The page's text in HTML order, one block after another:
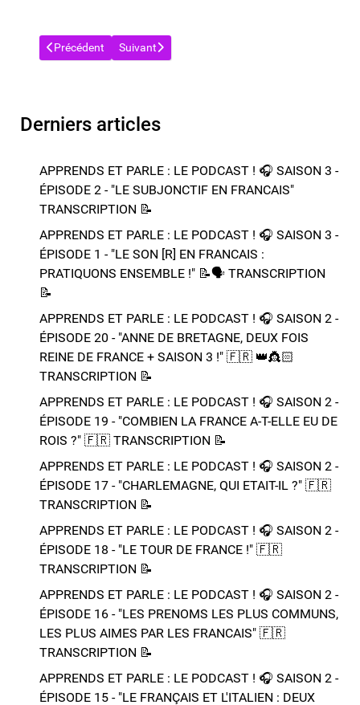
Article précédent : APPRENDS ET PARLE : LE PODCAST ! 🎧
Précédent Article suivant : APPRENDS ET PARLE : LE
Suivant
Derniers articles
APPRENDS ET PARLE : LE PODCAST ! 🎧 SAISON 3 -
ÉPISODE 2 - "LE SUBJONCTIF EN FRANCAIS" ​​​​
TRANSCRIPTION 📝​
APPRENDS ET PARLE : LE PODCAST ! 🎧 SAISON 3 -
ÉPISODE 1 - "LE SON [R] EN FRANCAIS :
PRATIQUONS ENSEMBLE !" 📝​🗣️​​​​ TRANSCRIPTION
📝​
APPRENDS ET PARLE : LE PODCAST ! 🎧 SAISON 2 -
ÉPISODE 20 - "ANNE DE BRETAGNE, DEUX FOIS
REINE DE FRANCE + SAISON 3 !"​ 🇫🇷 👑​👸🏻​​
TRANSCRIPTION 📝​
APPRENDS ET PARLE : LE PODCAST ! 🎧 SAISON 2 -
ÉPISODE 19 - "COMBIEN LA FRANCE A-T-ELLE EU DE
ROIS ?"​ 🇫🇷​ TRANSCRIPTION 📝​
APPRENDS ET PARLE : LE PODCAST ! 🎧 SAISON 2 -
ÉPISODE 17 - "CHARLEMAGNE, QUI ETAIT-IL ?"​ 🇫🇷​
TRANSCRIPTION 📝​
APPRENDS ET PARLE : LE PODCAST ! 🎧 SAISON 2 -
ÉPISODE 18 - "LE TOUR DE FRANCE !"​ 🇫🇷​
TRANSCRIPTION 📝​
APPRENDS ET PARLE : LE PODCAST ! 🎧 SAISON 2 -
ÉPISODE 16 - "LES PRENOMS LES PLUS COMMUNS,
LES PLUS AIMES PAR LES FRANCAIS"​ 🇫🇷​
TRANSCRIPTION 📝​
APPRENDS ET PARLE : LE PODCAST ! 🎧 SAISON 2 -
ÉPISODE 15 - "LE FRANÇAIS ET L'ITALIEN : DEUX